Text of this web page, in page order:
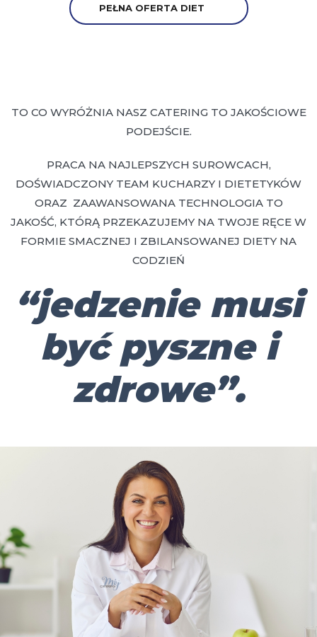
PEŁNA OFERTA DIET
TO CO WYRÓŻNIA NASZ CATERING TO JAKOŚCIOWE
PODEJŚCIE.
PRACA NA NAJLEPSZYCH SUROWCACH,
DOŚWIADCZONY TEAM KUCHARZY I DIETETYKÓW
ORAZ ZAAWANSOWANA TECHNOLOGIA TO
JAKOŚĆ, KTÓRĄ PRZEKAZUJEMY NA TWOJE RĘCE W
FORMIE SMACZNEJ I ZBILANSOWANEJ DIETY NA
CODZIEŃ
“jedzenie musi
być pyszne i
zdrowe”.